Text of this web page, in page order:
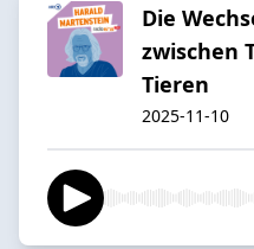
Die
zwischen
Tieren
2025-11-10